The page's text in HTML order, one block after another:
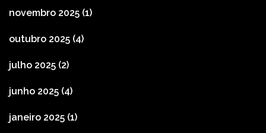
novembro 2025 (1)
outubro 2025 (4)
julho 2025 (2)
junho 2025 (4)
janeiro 2025 (1)